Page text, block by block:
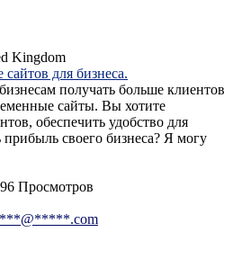
Kingdom
для бизнеса.
получать больше клиентов
сайты. Вы хотите
обеспечить удобство для
своего бизнеса? Я могу
Просмотров